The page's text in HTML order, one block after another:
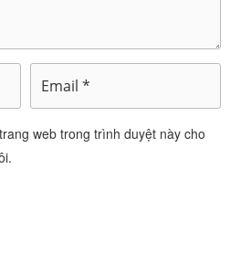
phụ)
web trong trình duyệt này cho